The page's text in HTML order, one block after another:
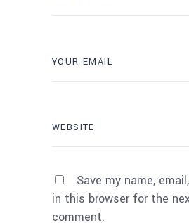
Save my name,
in this browser for the
comment.